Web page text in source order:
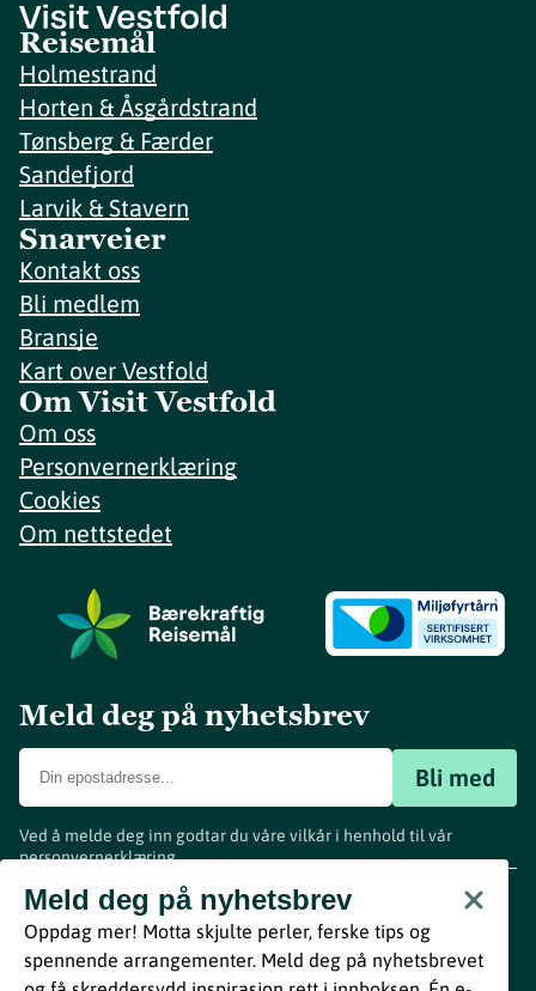
Reisemål
Holmestrand
Horten & Åsgårdstrand
Tønsberg & Færder
Sandefjord
Larvik & Stavern
Snarveier
Kontakt oss
Bli medlem
Bransje
Kart over Vestfold
Om Visit Vestfold
Om oss
Personvernerklæring
Cookies
Om nettstedet
Meld deg på nyhetsbrev
Bli med
Ved å melde deg inn godtar du våre vilkår i henhold til vår
personvernerklæring.
Meld deg på nyhetsbrev
Oppdag mer! Motta skjulte perler, ferske tips og
spennende arrangementer. Meld deg på nyhetsbrevet
www.visitvestfold.com
Turistinformasjon
Vestfold Fylkeskommune